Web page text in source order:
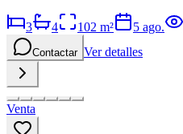
3 4 102 m² 5 ago.
Contactar Ver detalles
Venta